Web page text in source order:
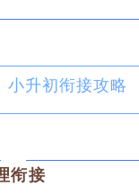
小升初衔接攻略
衔接